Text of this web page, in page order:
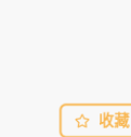
收藏